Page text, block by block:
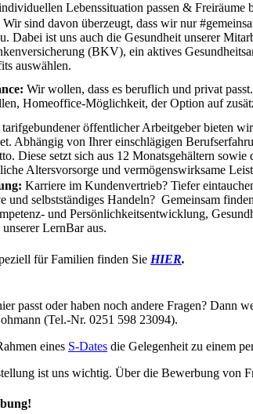
Lebenssituation passen & Freiräume
Wir sind davon überzeugt, dass wir nur
Dabei ist uns auch die Gesundheit unserer
(BKV), ein aktives
auswählen.
Wir wollen, dass es beruflich und privat
Homeoffice-Möglichkeit, der Option auf
öffentlicher Arbeitgeber bieten
Abhängig von Ihrer einschlägigen
Diese setzt sich aus 12 Monatsgehältern
Altersvorsorge und vermögenswirksame
Karriere im Kundenvertrieb? Tiefer
und selbstständiges Handeln? Gemeinsam
und Persönlichkeitsentwicklung,
LernBar aus.
für Familien finden Sie HIER.
passt oder haben noch andere Fragen? Dann
(Tel.-Nr. 0251 598 23094).
eines S-Dates die Gelegenheit zu einem
ist uns wichtig. Über die Bewerbung von